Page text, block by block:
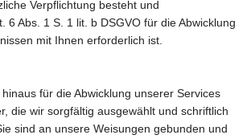
Verpflichtung besteht und
6 Abs. 1 S. 1 lit. b DSGVO für die Abwicklung
mit Ihnen erforderlich ist.
für die Abwicklung unserer Services
die wir sorgfältig ausgewählt und schriftlich
sind an unsere Weisungen gebunden und